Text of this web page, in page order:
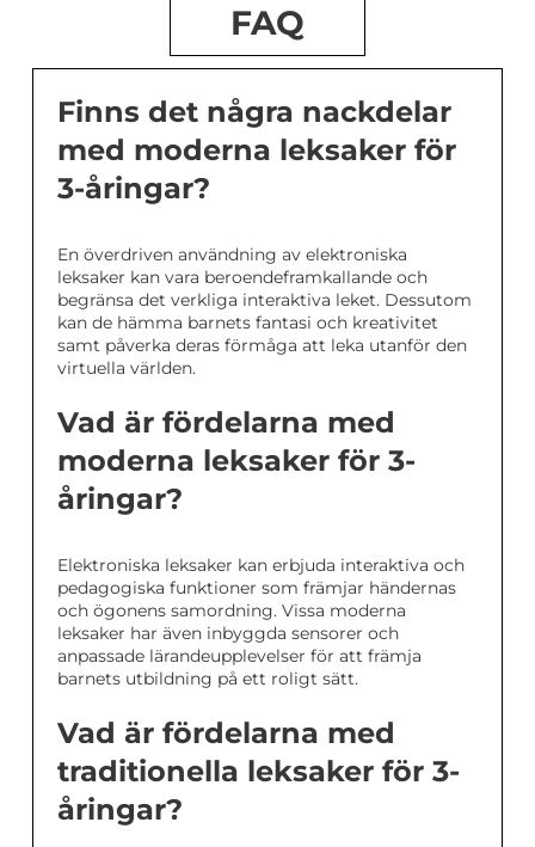
FAQ
Finns det några nackdelar
med moderna leksaker för
3-åringar?
En överdriven användning av elektroniska
leksaker kan vara beroendeframkallande och
begränsa det verkliga interaktiva leket. Dessutom
kan de hämma barnets fantasi och kreativitet
samt påverka deras förmåga att leka utanför den
virtuella världen.
Vad är fördelarna med
moderna leksaker för 3-
åringar?
Elektroniska leksaker kan erbjuda interaktiva och
pedagogiska funktioner som främjar händernas
och ögonens samordning. Vissa moderna
leksaker har även inbyggda sensorer och
anpassade lärandeupplevelser för att främja
barnets utbildning på ett roligt sätt.
Vad är fördelarna med
traditionella leksaker för 3-
åringar?